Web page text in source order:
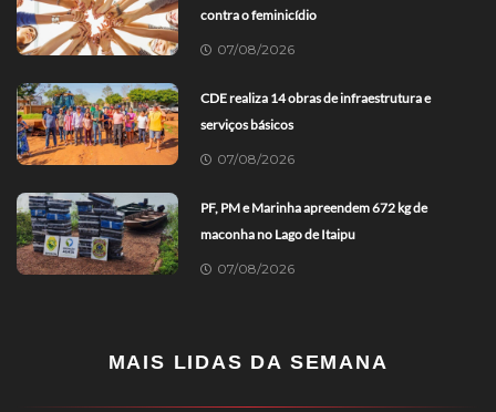
contra o feminicídio
07/08/2026
CDE realiza 14 obras de infraestrutura e
serviços básicos
07/08/2026
PF, PM e Marinha apreendem 672 kg de
maconha no Lago de Itaipu
07/08/2026
MAIS LIDAS DA SEMANA